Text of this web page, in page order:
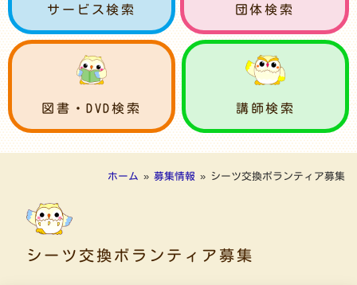
サービス検索 団体検索
図書・DVD検索 講師検索
ホーム » 募集情報 » シーツ交換ボランティア募集
シーツ交換ボランティア募集